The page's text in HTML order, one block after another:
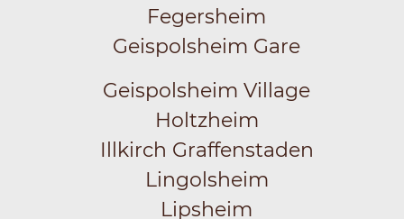
Fegersheim
Geispolsheim Gare
Geispolsheim Village
Holtzheim
Illkirch Graffenstaden
Lingolsheim
Lipsheim